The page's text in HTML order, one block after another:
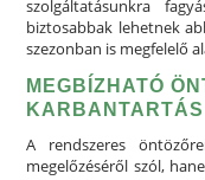
szolgáltatásunkra
biztosabbak lehetnek
szezonban is megfelelő
MEGBÍZHATÓ
A rendszeres
megelőzéséről szól,